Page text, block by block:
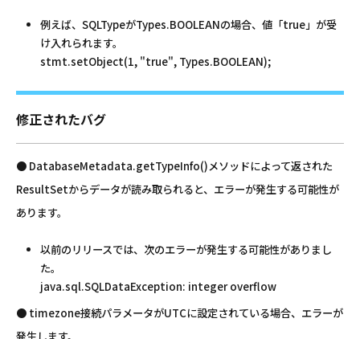
例えば、SQLTypeがTypes.BOOLEANの場合、値「true」が受
け入れられます。
stmt.setObject(1, "true", Types.BOOLEAN);
修正されたバグ
● DatabaseMetadata.getTypeInfo()メソッドによって返された
ResultSetからデータが読み取られると、エラーが発生する可能性が
あります。
以前のリリースでは、次のエラーが発生する可能性がありまし
た。
java.sql.SQLDataException: integer overflow
● timezone接続パラメータがUTCに設定されている場合、エラーが